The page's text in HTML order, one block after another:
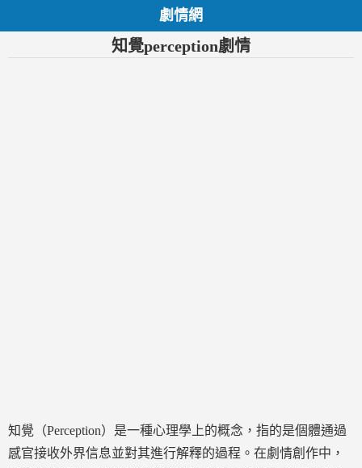
劇情網
知覺perception劇情
知覺（Perception）是一種心理學上的概念，指的是個體通過
感官接收外界信息並對其進行解釋的過程。在劇情創作中，